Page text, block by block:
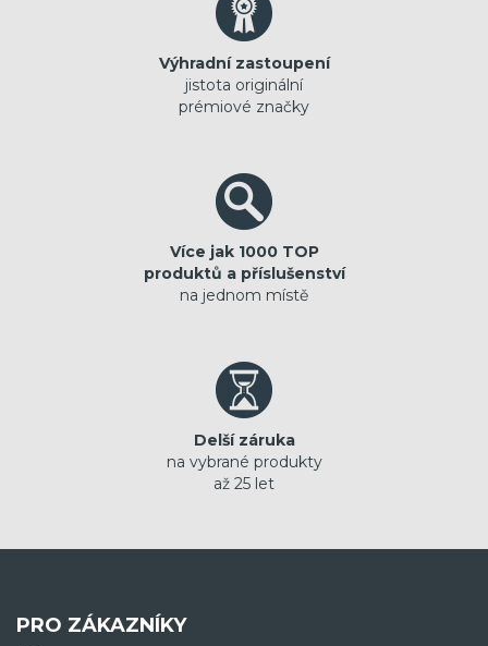
Výhradní zastoupení
jistota originální
prémiové značky
Více jak 1000 TOP
produktů a příslušenství
na jednom místě
Delší záruka
na vybrané produkty
až 25 let
PRO ZÁKAZNÍKY